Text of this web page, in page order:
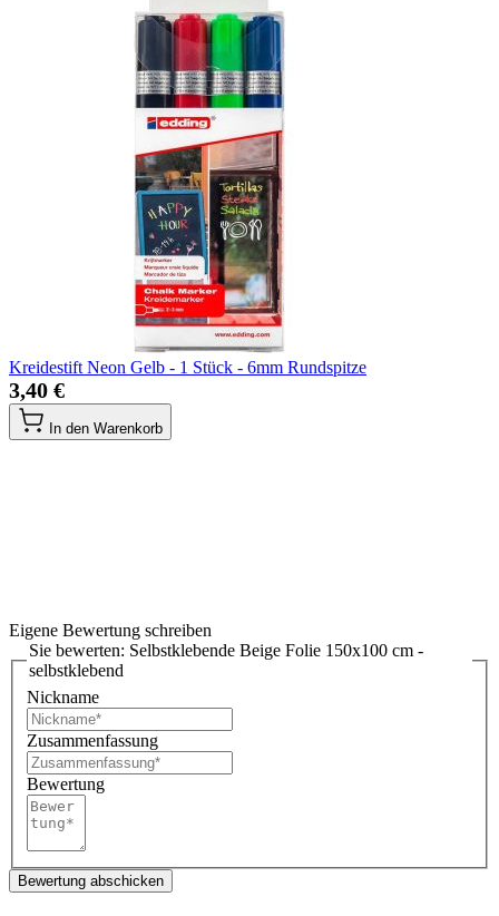
Kreidestift Neon Gelb - 1 Stück - 6mm Rundspitze
3,40 €
In den Warenkorb
Eigene Bewertung schreiben
Sie bewerten: Selbstklebende Beige Folie 150x100 cm -
selbstklebend
Nickname
Zusammenfassung
Bewertung
Bewertung abschicken